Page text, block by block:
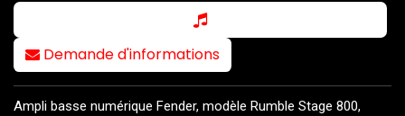
Demande d'informations
Ampli basse numérique Fender, modèle Rumble Stage 800,